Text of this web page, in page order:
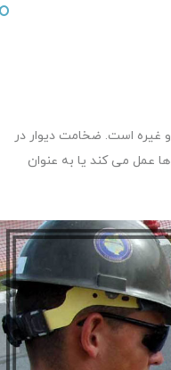
غیره است. ضخامت دیوار در
ها عمل می کند یا به عنوان